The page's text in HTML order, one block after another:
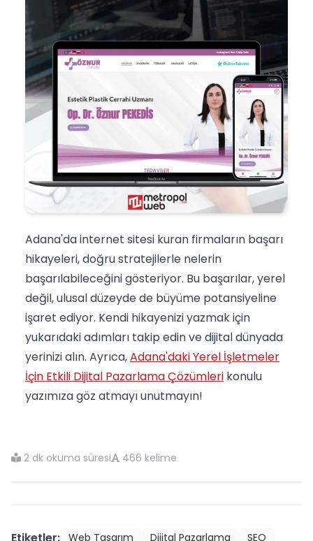
Adana'da internet sitesi kuran firmaların başarı
hikayeleri, doğru stratejilerle nelerin
başarılabileceğini gösteriyor. Bu başarılar, yerel
değil, ulusal düzeyde de büyüme potansiyeline
işaret ediyor. Kendi hikayenizi yazmak için
yukarıdaki adımları takip edin ve dijital dünyada
yerinizi alın. Ayrıca,Adana'daki Yerel İşletmeler
İçin Etkili Dijital Pazarlama Çözümleri konulu
yazımıza göz atmayı unutmayın!
2 dk okuma süresi 466 kelime
Etiketler: Web Tasarım Dijital Pazarlama SEO